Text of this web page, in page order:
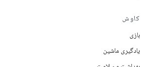
کاوش
بازی
یادگیری ماشین